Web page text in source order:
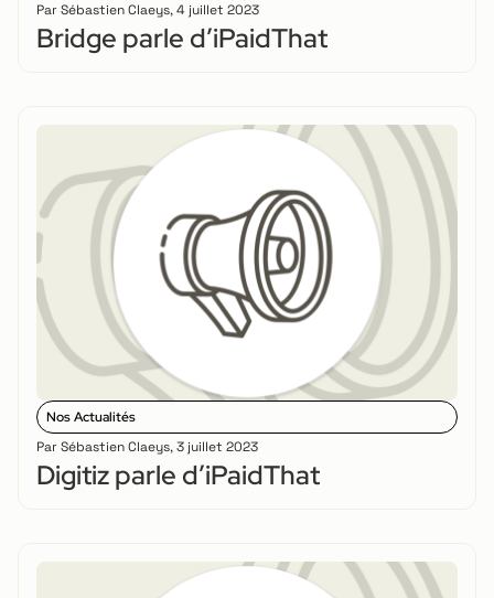
Par Sébastien Claeys,4 juillet 2023
Bridge parle d’iPaidThat
Nos Actualités
Par Sébastien Claeys,3 juillet 2023
Digitiz parle d’iPaidThat